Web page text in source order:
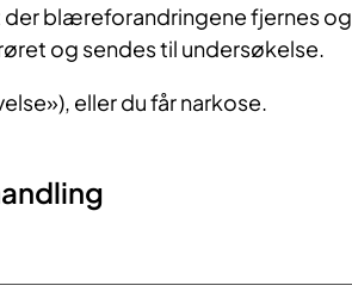
blæreforandringene fjernes og
og sendes til undersøkelse.
eller du får narkose.